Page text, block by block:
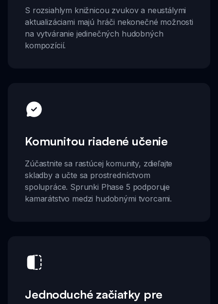
S rozsiahlym knižnicou zvukov a neustálymi
aktualizáciami majú hráči nekonečné možnosti
na vytváranie jedinečných hudobných
kompozícií.
Komunitou riadené učenie
Zúčastnite sa rastúcej komunity, zdieľajte
skladby a učte sa prostredníctvom
spolupráce. Sprunki Phase 5 podporuje
kamarátstvo medzi hudobnými tvorcami.
Jednoduché začiatky pre